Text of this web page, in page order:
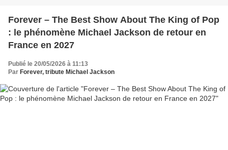
Forever – The Best Show About The King of Pop
: le phénomène Michael Jackson de retour en
France en 2027
Publié le 20/05/2026 à 11:13
Par Forever, tribute Michael Jackson